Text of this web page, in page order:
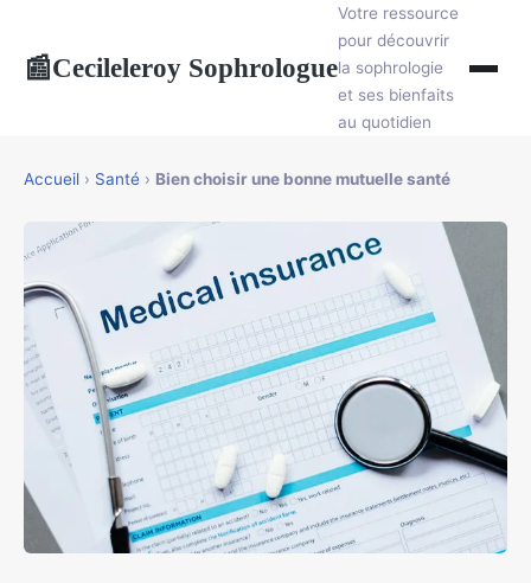
📰Cecileleroy Sophrologue
Votre ressource
pour découvrir
la sophrologie
et ses bienfaits
au quotidien
Accueil › Santé › Bien choisir une bonne mutuelle santé